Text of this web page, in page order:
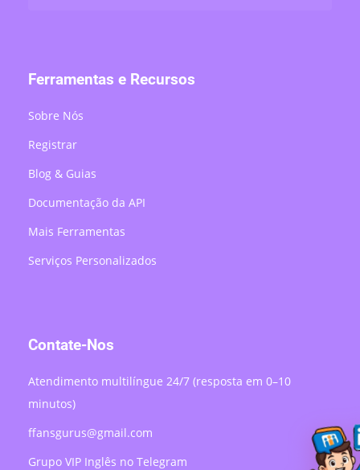
Ferramentas e Recursos
Sobre Nós
Registrar
Blog & Guias
Documentação da API
Mais Ferramentas
Serviços Personalizados
Contate-Nos
Atendimento multilíngue 24/7 (resposta em 0–10
minutos)
ffansgurus@gmail.com
Grupo VIP Inglês no Telegram